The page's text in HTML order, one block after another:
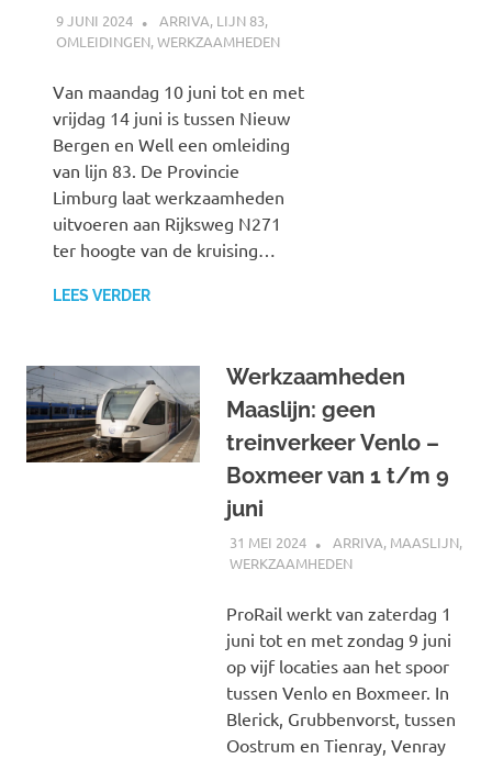
9 JUNI 2024 SPOORZOEKER
ARRIVA, LIJN 83,
OMLEIDINGEN,WERKZAAMHEDEN
Van maandag 10 juni tot en met
vrijdag 14 juni is tussen Nieuw
Bergen en Well een omleiding
van lijn 83. De Provincie
Limburg laat werkzaamheden
uitvoeren aan Rijksweg N271
ter hoogte van de kruising…
LEES VERDER
Werkzaamheden
Maaslijn: geen
treinverkeer Venlo –
Boxmeer van 1 t/m 9
juni
31 MEI 2024 SPOORZOEKER
ARRIVA, MAASLIJN,
WERKZAAMHEDEN
ProRail werkt van zaterdag 1
juni tot en met zondag 9 juni
op vijf locaties aan het spoor
tussen Venlo en Boxmeer. In
Blerick, Grubbenvorst, tussen
Oostrum en Tienray, Venray